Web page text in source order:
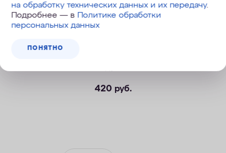
420 руб.
на обработку технических данных и их передачу.
Подробнее — в Политике обработки
персональных данных
ПОНЯТНО